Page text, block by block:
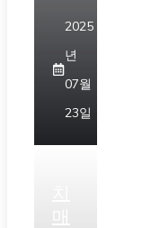
2025
년
07월
23일